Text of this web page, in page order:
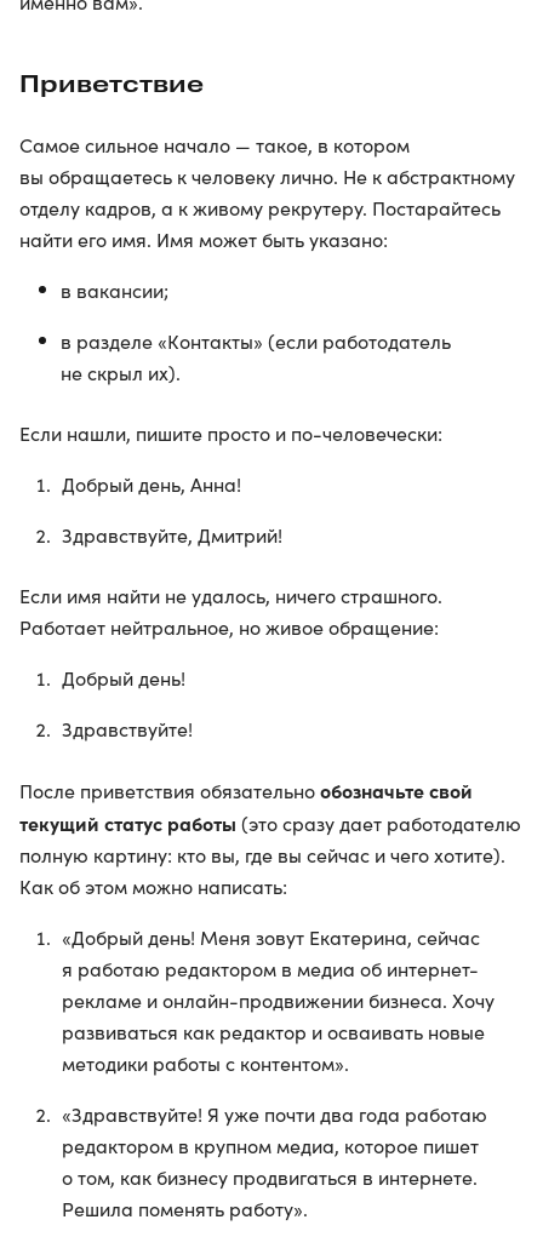
Приветствие
Самое сильное начало — такое, в котором
вы обращаетесь к человеку лично. Не к абстрактному
отделу кадров, а к живому рекрутеру. Постарайтесь
найти его имя. Имя может быть указано:
в вакансии;
в разделе «Контакты» (если работодатель
не скрыл их).
Если нашли, пишите просто и по-человечески:
Добрый день, Анна!
Здравствуйте, Дмитрий!
Если имя найти не удалось, ничего страшного.
Работает нейтральное, но живое обращение:
Добрый день!
Здравствуйте!
После приветствия обязательнообозначьте свой
текущий статус работы (это сразу дает работодателю
полную картину: кто вы, где вы сейчас и чего хотите).
Как об этом можно написать:
«Добрый день! Меня зовут Екатерина, сейчас
я работаю редактором в медиа об интернет-
рекламе и онлайн-продвижении бизнеса. Хочу
развиваться как редактор и осваивать новые
методики работы с контентом».
«Здравствуйте! Я уже почти два года работаю
редактором в крупном медиа, которое пишет
о том, как бизнесу продвигаться в интернете.
Решила поменять работу».